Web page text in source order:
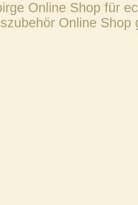
Online Shop für
Online